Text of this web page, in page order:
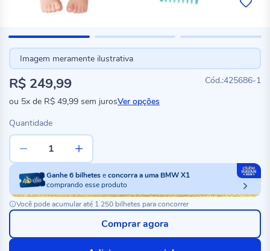
Imagem meramente ilustrativa
425686-1
R$ 249,99
ou 5x de R$ 49,99 sem jurosVer opções
Quantidade
Ganhe6bilheteseconcorra a uma BMW X1
comprando esse produto
Você pode acumular até 1.250 bilhetes para concorrer
Comprar agora